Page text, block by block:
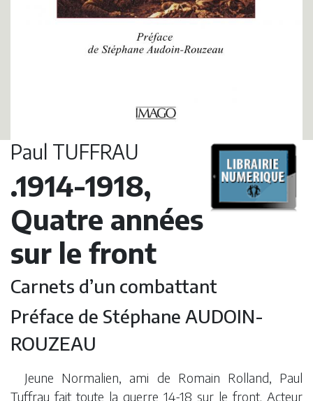
Paul TUFFRAU
.1914-1918,
Quatre années
sur le front
Carnets d’un combattant
Préface de Stéphane AUDOIN-
ROUZEAU
Jeune Normalien, ami de Romain Rolland, Paul
Tuffrau fait toute la guerre 14-18 sur le front. Acteur